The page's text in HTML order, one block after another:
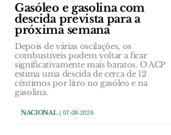
Gasóleo e gasolina com
descida prevista para a
próxima semana
Depois de várias oscilações, os
combustíveis podem voltar a ficar
significativamente mais baratos. O ACP
estima uma descida de cerca de 12
cêntimos por litro no gasóleo e na
gasolina.
NACIONAL| 07-08-2026